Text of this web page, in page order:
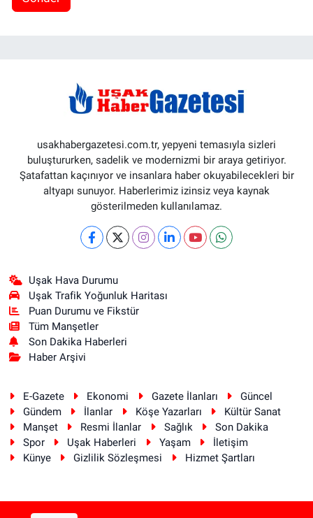
usakhabergazetesi.com.tr, yepyeni temasıyla sizleri
buluştururken, sadelik ve modernizmi bir araya getiriyor.
Şatafattan kaçınıyor ve insanlara haber okuyabilecekleri bir
altyapı sunuyor. Haberlerimiz izinsiz veya kaynak
gösterilmeden kullanılamaz.
Uşak Hava Durumu
Uşak Trafik Yoğunluk Haritası
Puan Durumu ve Fikstür
Tüm Manşetler
Son Dakika Haberleri
Haber Arşivi
E-Gazete Ekonomi Gazete İlanları
Güncel
Gündem
İlanlar Köşe Yazarları
Kültür Sanat
Manşet
Resmi İlanlar Sağlık
Son Dakika
Spor
Uşak Haberleri Yaşam
İletişim
Künye
Gizlilik Sözleşmesi Hizmet Şartları